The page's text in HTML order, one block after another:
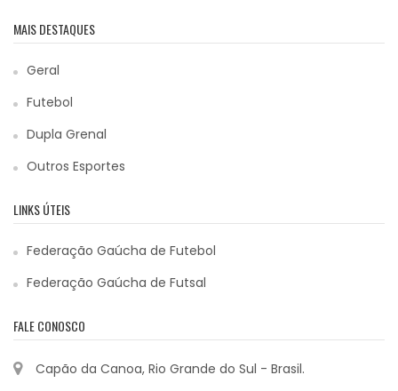
MAIS DESTAQUES
Geral
Futebol
Dupla Grenal
Outros Esportes
LINKS ÚTEIS
Federação Gaúcha de Futebol
Federação Gaúcha de Futsal
FALE CONOSCO
Capão da Canoa, Rio Grande do Sul - Brasil.